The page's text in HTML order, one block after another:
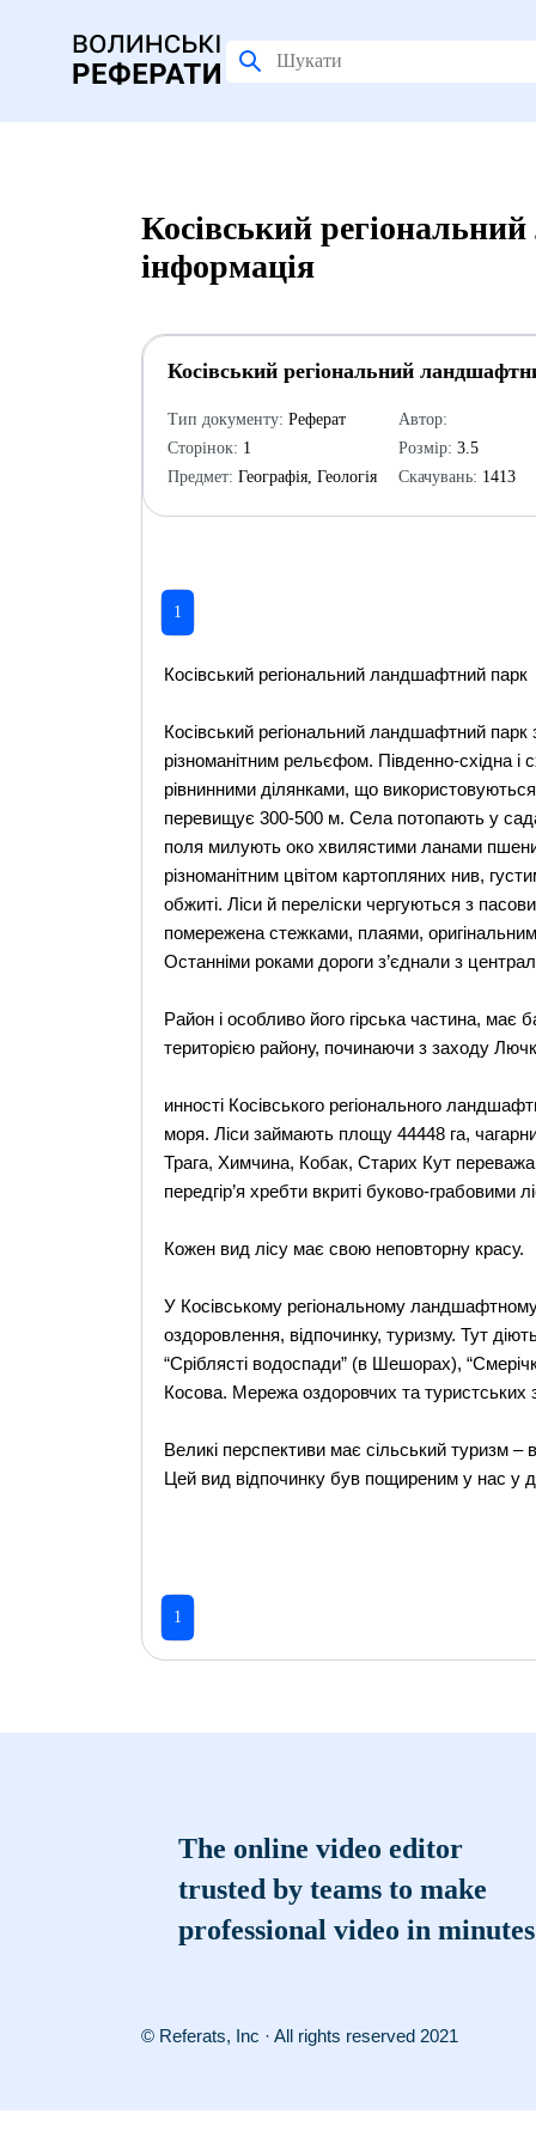
Косівський
інформація
Косівський регіональний
Тип документу: Реферат
Сторінок: 1
Предмет: Географія, Геологія
Автор:
Розмір: 3.5
Скачувань: 1413
1
Косівський регіональний ландшафтний парк
Косівський регіональний ландшафтний
різноманітним рельєфом. Південно-східна і
рівнинними ділянками, що
перевищує 300-500 м. Села потопають у
поля милують око хвилястими ланами
різноманітним цвітом картопляних нив,
обжиті. Ліси й переліски чергуються з
помережена стежками, плаями,
Останніми роками дороги з’єднали з
Район і особливо його гірська частина, має
територією району, починаючи з заходу
инності Косівського регіонального
моря. Ліси займають площу 44448 га,
Трага, Химчина, Кобак, Старих Кут
передгір’я хребти вкриті буково-грабовими
Кожен вид лісу має свою неповторну красу.
У Косівському регіональному
оздоровлення, відпочинку, туризму. Тут
“Сріблясті водоспади” (в Шешорах),
Косова. Мережа оздоровчих та
Великі перспективи має сільський туризм
Цей вид відпочинку був пощиреним у нас у
1
The online video editor
trusted by teams to make
professional video in minutes
© Referats, Inc · All rights reserved 2021